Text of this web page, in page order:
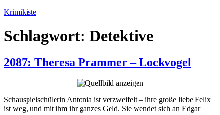
Zum
springen
Krimikiste
Schlagwort: Detektive
2087: Theresa Prammer – Lockvogel
Schauspielschülerin Antonia ist verzweifelt – ihre große liebe Felix
ist weg, und mit ihm ihr ganzes Geld. Sie wendet sich an Edgar